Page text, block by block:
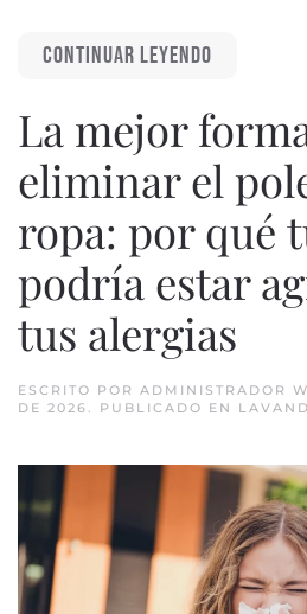
CONTINUAR LEYENDO
La mejor
eliminar el
ropa: por qué
podría estar
tus alergias
ESCRITO POR ADMINISTRADOR
DE 2026
. PUBLICADO EN